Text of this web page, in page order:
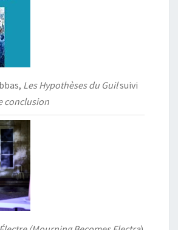
Les Hypothèses du Guilsuivi
conclusion